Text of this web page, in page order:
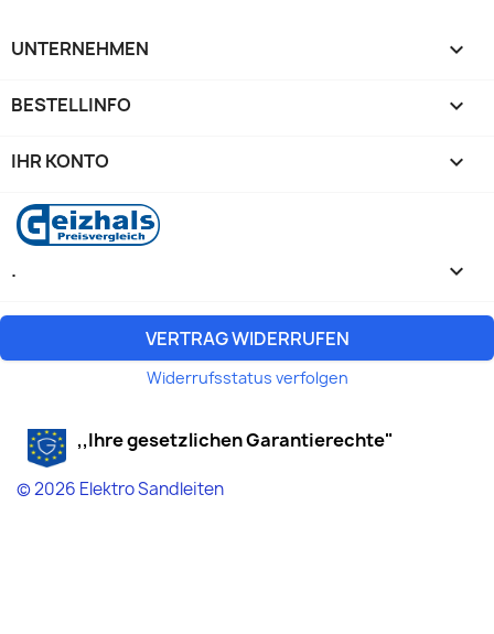
UNTERNEHMEN 
BESTELLINFO 
IHR KONTO 
. keyboard_arrow_down
VERTRAG WIDERRUFEN
Widerrufsstatus verfolgen
,,Ihre gesetzlichen Garantierechte"
© 2026 Elektro Sandleiten